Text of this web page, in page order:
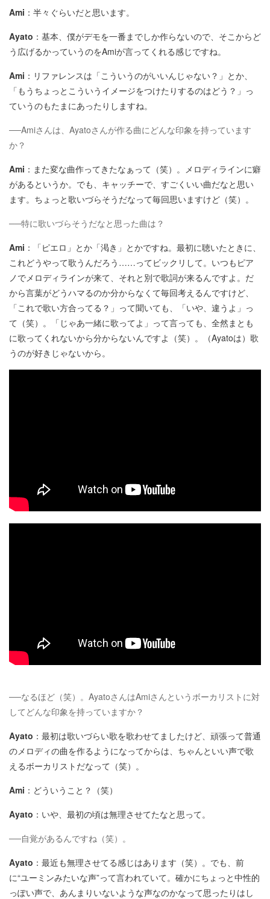
Ami ：半々ぐらいだと思います。
Ayato ：基本、僕がデモを一番までしか作らないので、そこからど
う広げるかっていうのをAmiが言ってくれる感じですね。
Ami ：リファレンスは「こういうのがいいんじゃない？」とか、
「もうちょっとこういうイメージをつけたりするのはどう？」っ
ていうのもたまにあったりしますね。
──Amiさんは、Ayatoさんが作る曲にどんな印象を持っています
か？
Ami ：また変な曲作ってきたなぁって（笑）。メロディラインに癖
があるというか。でも、キャッチーで、すごくいい曲だなと思い
ます。ちょっと歌いづらそうだなって毎回思いますけど（笑）。
──特に歌いづらそうだなと思った曲は？
Ami ：「ピエロ」とか「渇き」とかですね。最初に聴いたときに、
これどうやって歌うんだろう……ってビックリして。いつもピア
ノでメロディラインが来て、それと別で歌詞が来るんですよ。だ
から言葉がどうハマるのか分からなくて毎回考えるんですけど、
「これで歌い方合ってる？」って聞いても、「いや、違うよ」っ
て（笑）。「じゃあ一緒に歌ってよ」って言っても、全然まとも
に歌ってくれないから分からないんですよ（笑）。（Ayatoは）歌
うのが好きじゃないから。
──なるほど（笑）。AyatoさんはAmiさんというボーカリストに対
してどんな印象を持っていますか？
Ayato ：最初は歌いづらい歌を歌わせてましたけど、頑張って普通
のメロディの曲を作るようになってからは、ちゃんといい声で歌
えるボーカリストだなって（笑）。
Ami ：どういうこと？（笑）
Ayato ：いや、最初の頃は無理させてたなと思って。
──自覚があるんですね（笑）。
Ayato ：最近も無理させてる感じはあります（笑）。でも、前
に“ユーミンみたいな声”って言われていて。確かにちょっと中性的
っぽい声で、あんまりいないような声なのかなって思ったりはし